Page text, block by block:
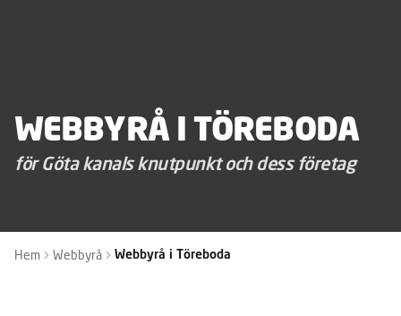
WEBBYRÅ I TÖREBODA
för Göta kanals knutpunkt och dess företag
Hem Webbyrå Webbyrå i Töreboda